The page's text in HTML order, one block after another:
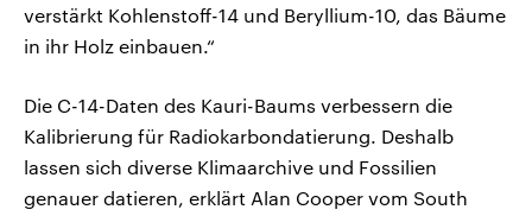
verstärkt Kohlenstoff-14 und Beryllium-10, das Bäume
in ihr Holz einbauen.“
Die C-14-Daten des Kauri-Baums verbessern die
Kalibrierung für Radiokarbondatierung. Deshalb
lassen sich diverse Klimaarchive und Fossilien
genauer datieren, erklärt Alan Cooper vom South